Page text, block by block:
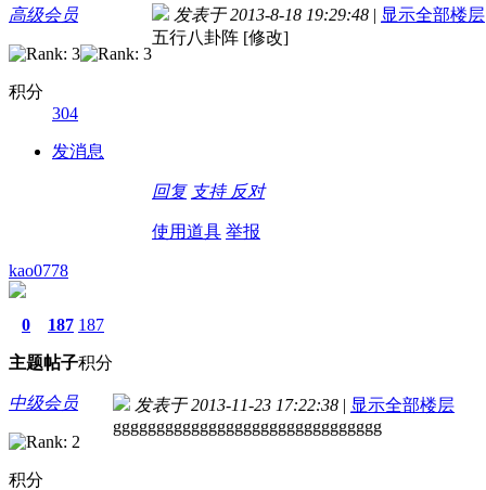
高级会员
积分
304
发消息
发表于 2013-8-18 19:29:48 | 显示全部楼层
五行八卦阵 [修改]
回复 支持 反对
使用道具 举报
kao0778
0
主题
187
帖子
187
积分
中级会员
积分
发表于 2013-11-23 17:22:38 | 显示全部楼层
ggggggggggggggggggggggggggggggg